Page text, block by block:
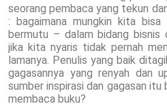
seorang pembaca yang tekun
: bagaimana mungkin kita bisa
bermutu – dalam bidang bisnis
jika kita nyaris tidak pernah
lamanya. Penulis yang baik
gagasannya yang renyah dan
sumber inspirasi dan gagasan itu
membaca buku?